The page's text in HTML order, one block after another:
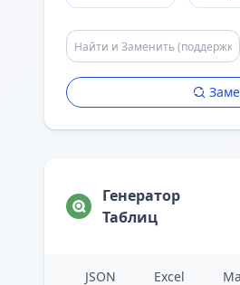
Генератор
Таблиц
JSON Excel